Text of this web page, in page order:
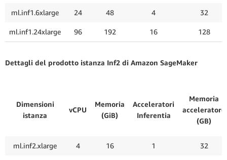
ml.inf1.6xlarge 24 48 4 32
ml.inf1.24xlarge 96 192 16 128
Dettagli del prodotto istanza Inf2 di Amazon SageMaker
Dimensioni
istanza
vCPU
Memoria
(GiB)
Acceleratori
Inferentia
Memoria
acceleratore
(GB)
ml.inf2.xlarge 4 16 1 32